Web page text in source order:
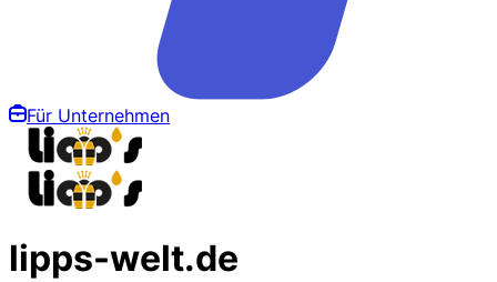
Für Unternehmen
lipps-welt.de